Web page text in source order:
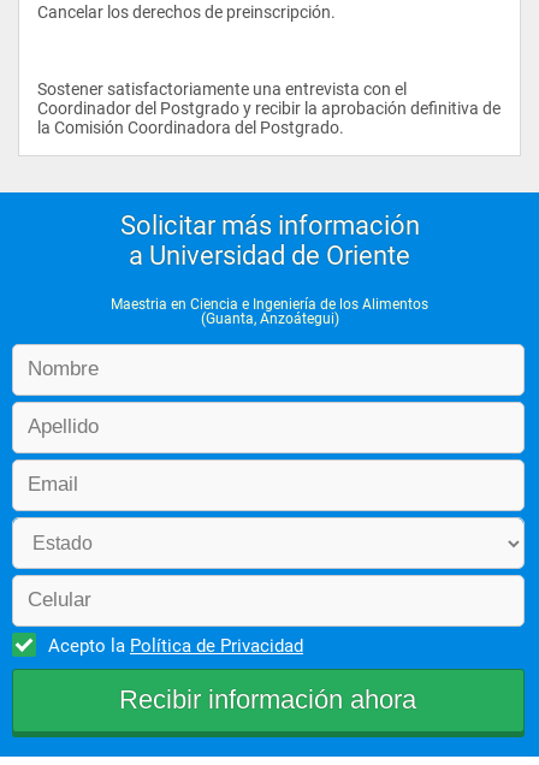
Cancelar los derechos de preinscripción.
Sostener satisfactoriamente una entrevista con el
Coordinador del Postgrado y recibir la aprobación definitiva de
la Comisión Coordinadora del Postgrado.
Solicitar más información
a Universidad de Oriente
Maestria en Ciencia e Ingeniería de los Alimentos
(Guanta, Anzoátegui)
Acepto la Política de Privacidad